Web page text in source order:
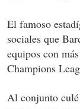
El famoso
sociales que
equipos con
Champions
Al conjunto culé